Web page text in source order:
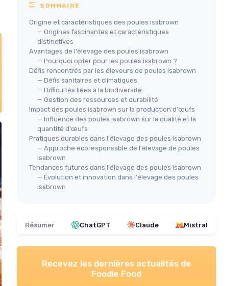
SOMMAIRE
Origine et caractéristiques des poules isabrown
— Origines fascinantes et caractéristiques
distinctives
Avantages de l'élevage des poules isabrown
— Pourquoi opter pour les poules isabrown ?
Défis rencontrés par les éleveurs de poules isabrown
— Défis sanitaires et climatiques
— Difficultés liées à la biodiversité
— Gestion des ressources et durabilité
Impact des poules isabrown sur la production d'œufs
— Influence des poules isabrown sur la qualité et la
quantité d'œufs
Pratiques durables dans l'élevage des poules isabrown
— Approche écoresponsable de l'élevage de poules
isabrown
Tendances futures dans l'élevage des poules isabrown
— Évolution et innovation dans l'élevage des poules
isabrown
Résumer ChatGPT Claude Mistral
Recevez les dernières actualités de
Foodie Food